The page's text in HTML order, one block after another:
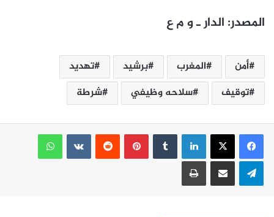
المصدر: الدار ـ و م ع
أمن المغرب برشيد
تهديد
توقيف
سلاحه وظيفي شرطة
لينكدإن بينتيريست
واتساب
تيلقرام مشاركة عبر البريد طباعة